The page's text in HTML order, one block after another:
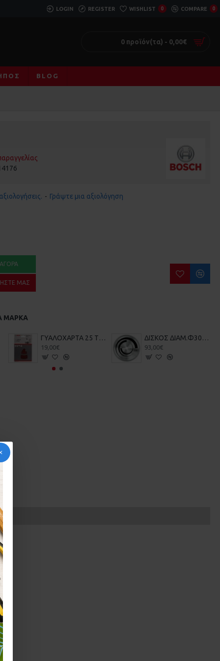
LOGIN REGISTER WISHLIST 0 COMPARE 0
0 προϊόν(τα) - 0,00€
BLOG
- Γράψτε μια αξιολόγηση
ΑΓΟΡΆ
ΜΑΣ
ΜΆΡΚΑ
ΓΥΑΛΟΧΑΡΤΑ 25 ΤΕΜ BOSCH 2608607417-720 102X62X93mm
19,00€
ΔΙΣΚΟΣ ΔΙΑΜ.Φ305 BOSCH 2608640453 Z96 ΑΛΟΥΜΙΝΙΟΥ - ΞΥΛΟΥ
93,00€